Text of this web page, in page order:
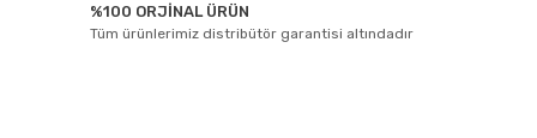
%100 ORJİNAL ÜRÜN
Tüm ürünlerimiz distribütör garantisi altındadır